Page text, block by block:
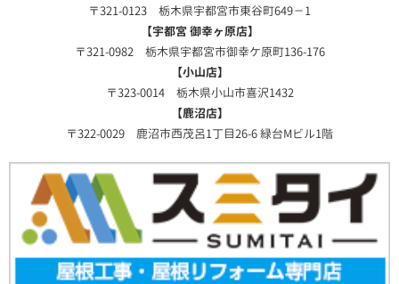
〒321-0123 栃木県宇都宮市東谷町649－1
【宇都宮 御幸ヶ原店】
〒321-0982 栃木県宇都宮市御幸ケ原町136-176
【小山店】
〒323-0014 栃木県小山市喜沢1432
【鹿沼店】
〒322-0029 鹿沼市西茂呂1丁目26-6 緑台Mビル1階